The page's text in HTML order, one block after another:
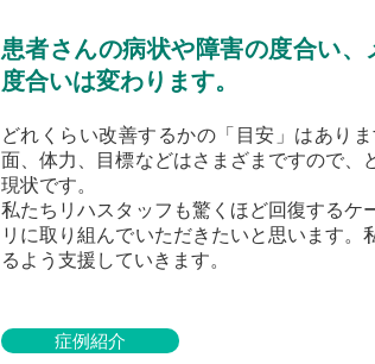
患者さんの病状や障害の度合い
度合いは変わります。
どれくらい改善するかの「目安」はあり
面、体力、目標などはさまざまですので
現状です。
私たちリハスタッフも驚くほど回復する
リに取り組んでいただきたいと思います
るよう支援していきます。
症例紹介